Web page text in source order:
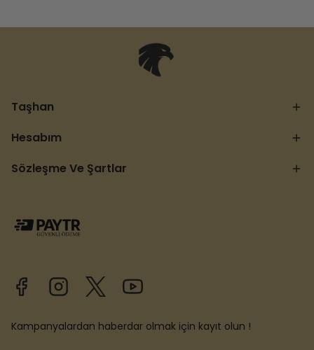
Taşhan
Hesabım
Sözleşme Ve Şartlar
Kampanyalardan haberdar olmak için kayıt olun !